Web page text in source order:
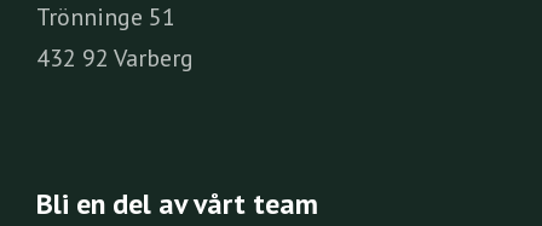
Trönninge 51
432 92 Varberg
Bli en del av vårt team